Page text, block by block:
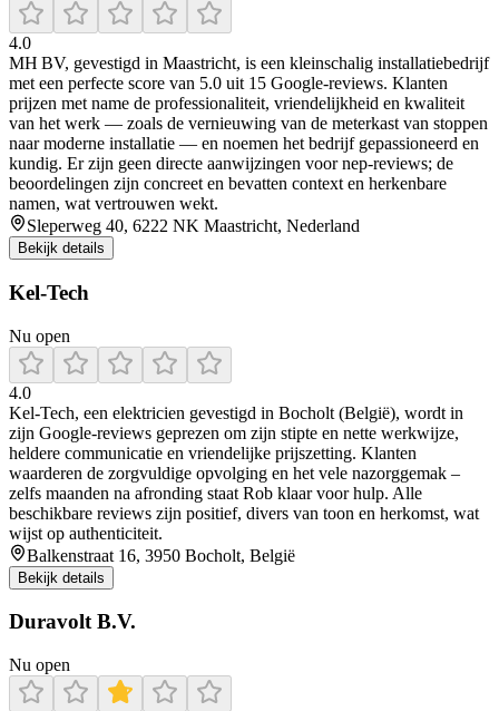
4.0
MH BV, gevestigd in Maastricht, is een kleinschalig installatiebedrijf
met een perfecte score van 5.0 uit 15 Google‑reviews. Klanten
prijzen met name de professionaliteit, vriendelijkheid en kwaliteit
van het werk — zoals de vernieuwing van de meterkast van stoppen
naar moderne installatie — en noemen het bedrijf gepassioneerd en
kundig. Er zijn geen directe aanwijzingen voor nep‑reviews; de
beoordelingen zijn concreet en bevatten context en herkenbare
namen, wat vertrouwen wekt.
Sleperweg 40, 6222 NK Maastricht, Nederland
Bekijk details
Kel-Tech
Nu open
4.0
Kel‑Tech, een elektricien gevestigd in Bocholt (België), wordt in
zijn Google‑reviews geprezen om zijn stipte en nette werkwijze,
heldere communicatie en vriendelijke prijszetting. Klanten
waarderen de zorgvuldige opvolging en het vele nazorggemak –
zelfs maanden na afronding staat Rob klaar voor hulp. Alle
beschikbare reviews zijn positief, divers van toon en herkomst, wat
wijst op authenticiteit.
Balkenstraat 16, 3950 Bocholt, België
Bekijk details
Duravolt B.V.
Nu open